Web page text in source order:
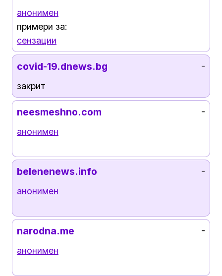
анонимен
примери за:
сензации
covid-19.dnews.bg
закрит
-
neesmeshno.com
анонимен
-
belenenews.info
анонимен
-
narodna.me
анонимен
-